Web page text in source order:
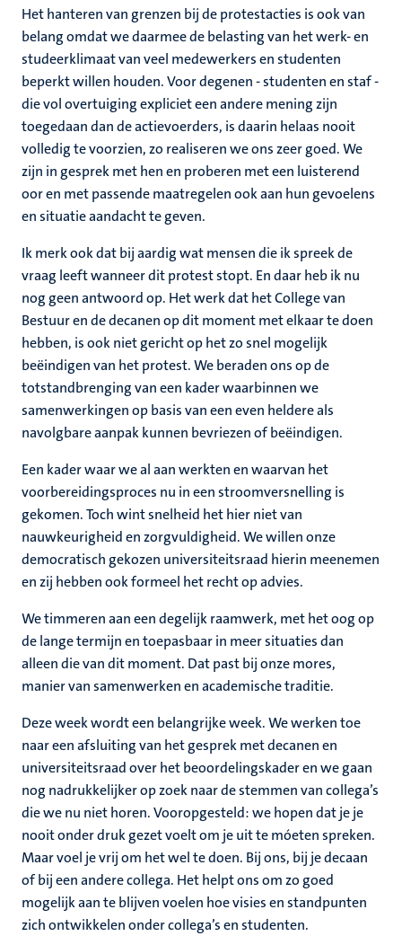
Het hanteren van grenzen bij de protestacties is ook van
belang omdat we daarmee de belasting van het werk- en
studeerklimaat van veel medewerkers en studenten
beperkt willen houden. Voor degenen - studenten en staf -
die vol overtuiging expliciet een andere mening zijn
toegedaan dan de actievoerders, is daarin helaas nooit
volledig te voorzien, zo realiseren we ons zeer goed. We
zijn in gesprek met hen en proberen met een luisterend
oor en met passende maatregelen ook aan hun gevoelens
en situatie aandacht te geven.
Ik merk ook dat bij aardig wat mensen die ik spreek de
vraag leeft wanneer dit protest stopt. En daar heb ik nu
nog geen antwoord op. Het werk dat het College van
Bestuur en de decanen op dit moment met elkaar te doen
hebben, is ook niet gericht op het zo snel mogelijk
beëindigen van het protest. We beraden ons op de
totstandbrenging van een kader waarbinnen we
samenwerkingen op basis van een even heldere als
navolgbare aanpak kunnen bevriezen of beëindigen.
Een kader waar we al aan werkten en waarvan het
voorbereidingsproces nu in een stroomversnelling is
gekomen. Toch wint snelheid het hier niet van
nauwkeurigheid en zorgvuldigheid. We willen onze
democratisch gekozen universiteitsraad hierin meenemen
en zij hebben ook formeel het recht op advies.
We timmeren aan een degelijk raamwerk, met het oog op
de lange termijn en toepasbaar in meer situaties dan
alleen die van dit moment. Dat past bij onze mores,
manier van samenwerken en academische traditie.
Deze week wordt een belangrijke week. We werken toe
naar een afsluiting van het gesprek met decanen en
universiteitsraad over het beoordelingskader en we gaan
nog nadrukkelijker op zoek naar de stemmen van collega’s
die we nu niet horen. Vooropgesteld: we hopen dat je je
nooit onder druk gezet voelt om je uit te móeten spreken.
Maar voel je vrij om het wel te doen. Bij ons, bij je decaan
of bij een andere collega. Het helpt ons om zo goed
mogelijk aan te blijven voelen hoe visies en standpunten
zich ontwikkelen onder collega’s en studenten.